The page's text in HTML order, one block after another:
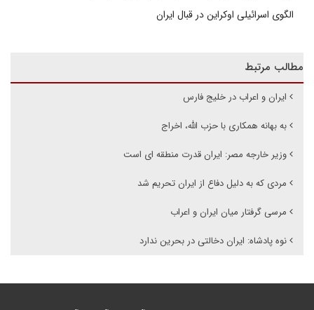
الگوی اسرائیلی اوکراین در قبال ایران
مطالب مرتبط
ایران و اعراب در خلیج فارس
به بهانه همکاری با حزب الله، اخراج
وزیر خارجه مصر: ایران قدرت منطقه ای است
مردی که به دلیل دفاع از ایران تحریم شد
مرسی گرفتار میان ایران و اعراب
نوه پادشاه: ایران دخالتی در بحرین ندارد